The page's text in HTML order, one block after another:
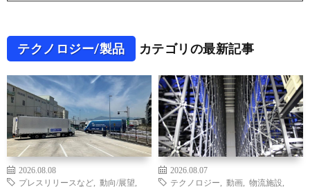
テクノロジー/製品 カテゴリの最新記事
2026.08.08
プレスリリースなど
動向/展望
2026.08.07
テクノロジー
動画 物流施設